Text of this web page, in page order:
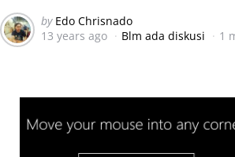
Posted
by
by Edo Chrisnado
13 years ago
Blm ada diskusi 1